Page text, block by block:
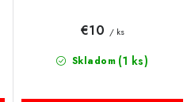
Skladom (1 ks)
€10 / ks